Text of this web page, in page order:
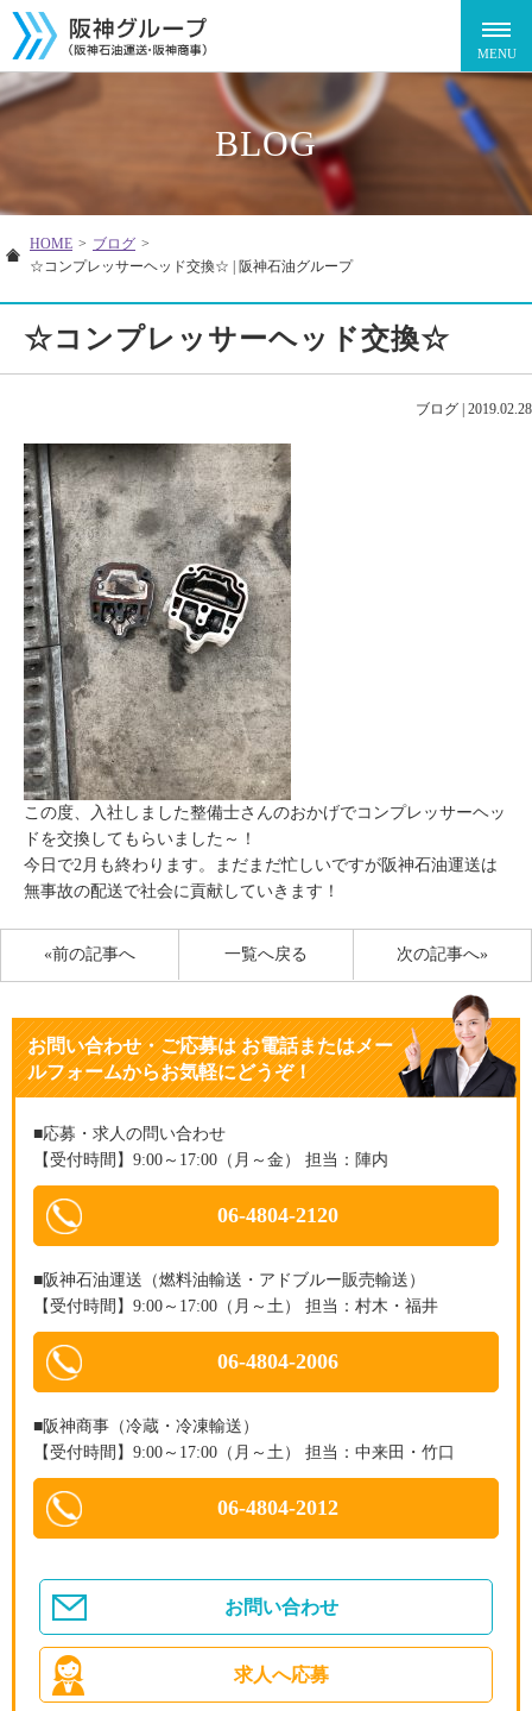
BLOG
HOME > ブログ >
☆コンプレッサーヘッド交換☆ | 阪神石油グループ
☆コンプレッサーヘッド交換☆
ブログ 2019.02.28
この度、入社しました整備士さんのおかげでコンプレッサーヘッ
ドを交換してもらいました～！
今日で2月も終わります。まだまだ忙しいですが阪神石油運送は
無事故の配送で社会に貢献していきます！
«前の記事へ 次の記事へ»
一覧へ戻る
お問い合わせ・ご応募はお電話またはメー
ルフォームからお気軽にどうぞ！
■応募・求人の問い合わせ
【受付時間】9:00～17:00（月～金） 担当：陣内
06-4804-2120
■阪神石油運送（燃料油輸送・アドブルー販売輸送）
【受付時間】9:00～17:00（月～土） 担当：村木・福井
06-4804-2006
■阪神商事（冷蔵・冷凍輸送）
【受付時間】9:00～17:00（月～土） 担当：中来田・竹口
06-4804-2012
お問い合わせ
求人へ応募